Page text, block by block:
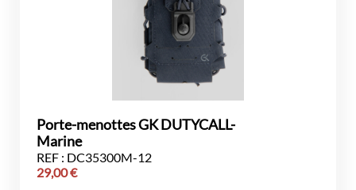
Porte-menottes GK DUTYCALL-
Marine
REF : DC35300M-12
29,00€